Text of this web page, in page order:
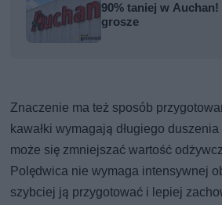
90% taniej w
grosze
Znaczenie ma też sposób
kawałki wymagają długiego
może się zmniejszać wartość
Polędwica nie wymaga intensywnej
szybciej ją przygotować i lepiej